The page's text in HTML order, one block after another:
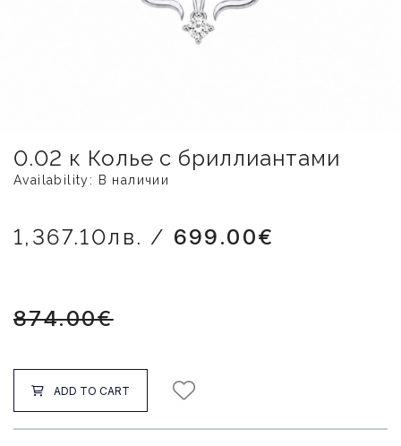
0.02 к Колье с бриллиантами
Availability: В наличии
1,367.10лв. / 699.00€
874.00€
ADD TO CART